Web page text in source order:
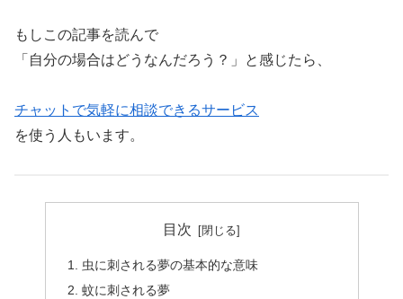
もしこの記事を読んで
「自分の場合はどうなんだろう？」と感じたら、
チャットで気軽に相談できるサービス
を使う人もいます。
目次
虫に刺される夢の基本的な意味
蚊に刺される夢